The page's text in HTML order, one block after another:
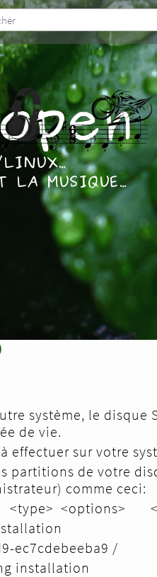
système, le disque
de vie.
effectuer sur votre
partitions de votre
comme ceci:
<type> <options>
93d9-
installation